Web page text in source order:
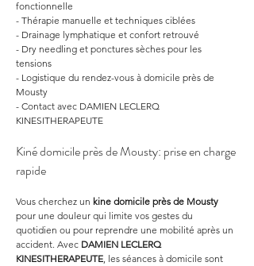
fonctionnelle
- Thérapie manuelle et techniques ciblées
- Drainage lymphatique et confort retrouvé
- Dry needling et ponctures sèches pour les
tensions
- Logistique du rendez-vous à domicile près de
Mousty
- Contact avec DAMIEN LECLERQ
KINESITHERAPEUTE
Kiné domicile près de Mousty: prise en charge
rapide
Vous cherchez un kine domicile près de Mousty
pour une douleur qui limite vos gestes du
quotidien ou pour reprendre une mobilité après un
accident. Avec DAMIEN LECLERQ
KINESITHERAPEUTE, les séances à domicile sont